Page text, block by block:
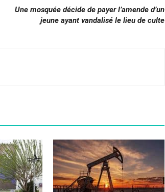
Une mosquée décide de payer l’amende d’un
jeune ayant vandalisé le lieu de culte